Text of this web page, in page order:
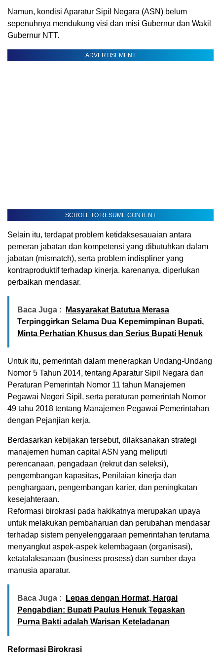
Namun, kondisi Aparatur Sipil Negara (ASN) belum
sepenuhnya mendukung visi dan misi Gubernur dan Wakil
Gubernur NTT.
ADVERTISEMENT
SCROLL TO RESUME CONTENT
Selain itu, terdapat problem ketidaksesauaian antara
pemeran jabatan dan kompetensi yang dibutuhkan dalam
jabatan (mismatch), serta problem indispliner yang
kontraproduktif terhadap kinerja. karenanya, diperlukan
perbaikan mendasar.
Baca Juga :
Masyarakat Batutua Merasa
Terpinggirkan Selama Dua Kepemimpinan Bupati,
Minta Perhatian Khusus dan Serius Bupati Henuk
Untuk itu, pemerintah dalam menerapkan Undang-Undang
Nomor 5 Tahun 2014, tentang Aparatur Sipil Negara dan
Peraturan Pemerintah Nomor 11 tahun Manajemen
Pegawai Negeri Sipil, serta peraturan pemerintah Nomor
49 tahu 2018 tentang Manajemen Pegawai Pemerintahan
dengan Pejanjian kerja.
Berdasarkan kebijakan tersebut, dilaksanakan strategi
manajemen human capital ASN yang meliputi
perencanaan, pengadaan (rekrut dan seleksi),
pengembangan kapasitas, Penilaian kinerja dan
penghargaan, pengembangan karier, dan peningkatan
kesejahteraan.
Reformasi birokrasi pada hakikatnya merupakan upaya
untuk melakukan pembaharuan dan perubahan mendasar
terhadap sistem penyelenggaraan pemerintahan terutama
menyangkut aspek-aspek kelembagaan (organisasi),
ketatalaksanaan (business prosess) dan sumber daya
manusia aparatur.
Baca Juga :
Lepas dengan Hormat, Hargai
Pengabdian: Bupati Paulus Henuk Tegaskan
Purna Bakti adalah Warisan Keteladanan
Reformasi Birokrasi